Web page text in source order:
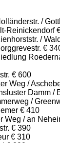
/
Reinickendorf
/
€
€ 600
Weg /
Damm /
/
€ 410
Weg / an
€ 390
€ 310